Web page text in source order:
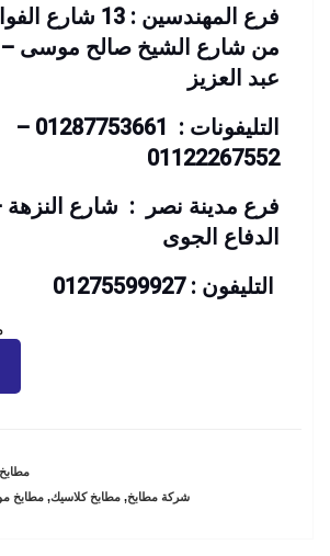
فرع المهندسين :
من شارع الشيخ صالح موسى –
عبد العزيز
التليفونات : 01287753661 –
01122267552
فرع مدينة نصر : شارع النزهة
الدفاع الجوى
التليفون : 01275599927
شركة مطابخ,مطابخ كلاسيك,مطابخ